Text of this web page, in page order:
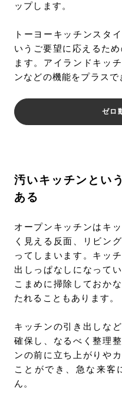
ップします。
トーヨーキッチンスタ
いうご要望に応えるた
ます。アイランドキッ
ンなどの機能をプラスで
ゼロ
汚いキッチンとい
ある
オープンキッチンはキ
く見える反面、リビン
ってしまいます。キッ
出しっぱなしになって
こまめに掃除しておか
たれることもあります。
キッチンの引き出しな
確保し、なるべく整理
ンの前に立ち上がりや
ことができ、急な来客
ん。